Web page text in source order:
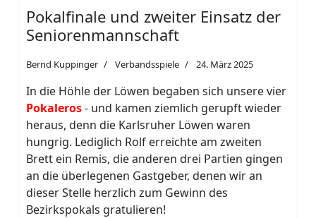
Pokalfinale und zweiter Einsatz der
Seniorenmannschaft
Bernd Kuppinger Verbandsspiele 24. März 2025
In die Höhle der Löwen begaben sich unsere vier
Pokaleros- und kamen ziemlich gerupft wieder
heraus, denn die Karlsruher Löwen waren
hungrig. Lediglich Rolf erreichte am zweiten
Brett ein Remis, die anderen drei Partien gingen
an die überlegenen Gastgeber, denen wir an
dieser Stelle herzlich zum Gewinn des
Bezirkspokals gratulieren!